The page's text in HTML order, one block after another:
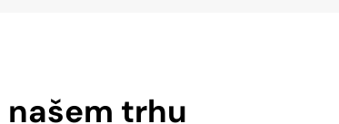
našem trhu